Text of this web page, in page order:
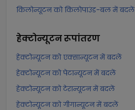
किलोन्यूटन को किलोपाउंड-बल में बदलें
हेक्टोन्यूटनरूपांतरण
हेक्टोन्यूटन को एक्सान्यूटन में बदलें
हेक्टोन्यूटन को पेटान्यूटन में बदलें
हेक्टोन्यूटन को टेरान्यूटन में बदलें
हेक्टोन्यूटन को गीगान्यूटन में बदलें